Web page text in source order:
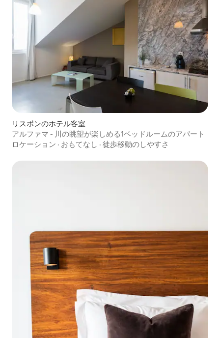
リスボンのホテル客室
アルファマ - 川の眺望が楽しめる1ベッドルームのアパート
ロケーション · おもてなし · 徒歩移動のしやすさ